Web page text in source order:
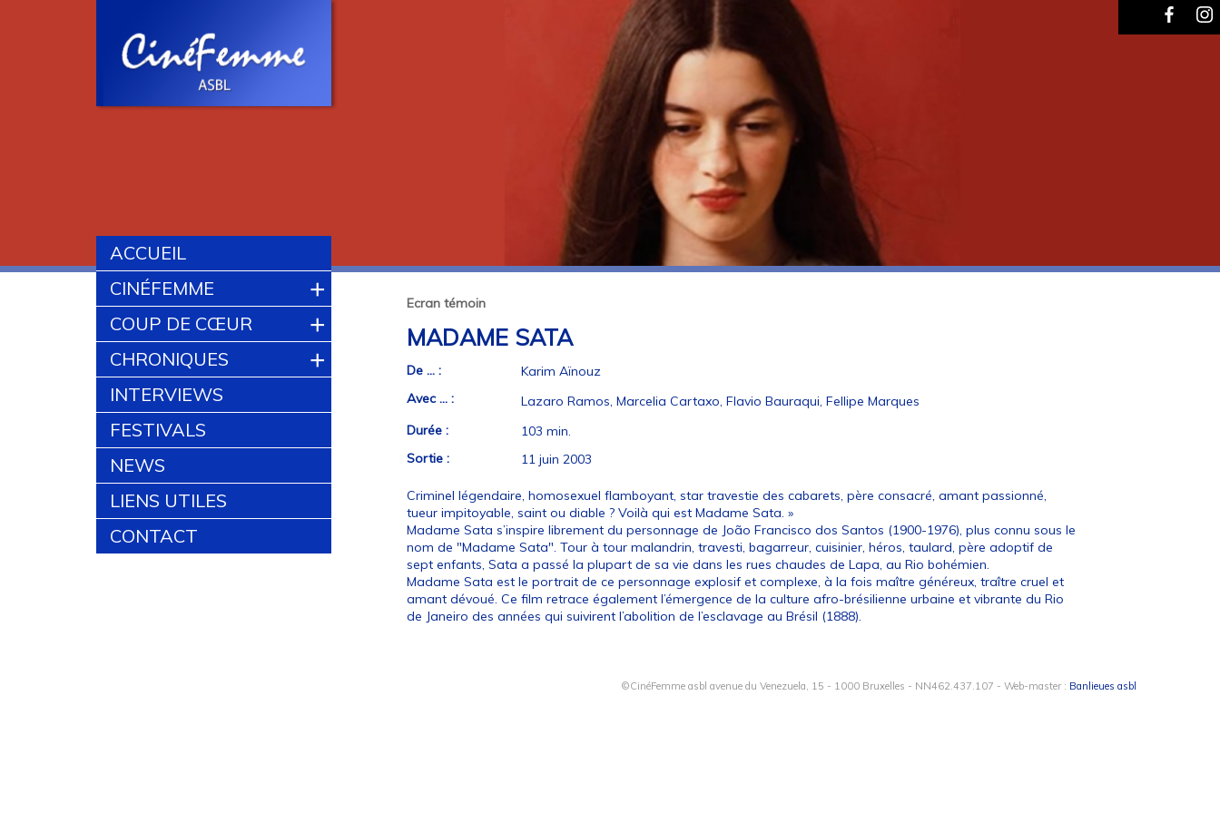
ACCUEIL
CINÉFEMME
+
COUP DE CŒUR +
CHRONIQUES +
INTERVIEWS
FESTIVALS
NEWS
LIENS UTILES
CONTACT
Ecran témoin
MADAME SATA
De ... :
Karim Aïnouz
Avec ... :
Lazaro Ramos, Marcelia Cartaxo, Flavio Bauraqui, Fellipe Marques
Durée :
103 min.
Sortie :
11 juin 2003
Criminel légendaire, homosexuel flamboyant, star travestie des cabarets, père consacré, amant passionné,
tueur impitoyable, saint ou diable ? Voilà qui est Madame Sata. »
Madame Sata s’inspire librement du personnage de João Francisco dos Santos (1900-1976), plus connu sous le
nom de "Madame Sata". Tour à tour malandrin, travesti, bagarreur, cuisinier, héros, taulard, père adoptif de
sept enfants, Sata a passé la plupart de sa vie dans les rues chaudes de Lapa, au Rio bohémien.
Madame Sata est le portrait de ce personnage explosif et complexe, à la fois maître généreux, traître cruel et
amant dévoué. Ce film retrace également l’émergence de la culture afro-brésilienne urbaine et vibrante du Rio
de Janeiro des années qui suivirent l’abolition de l’esclavage au Brésil (1888).
©CinéFemme asbl avenue du Venezuela, 15 - 1000 Bruxelles - NN462.437.107 - Web-master : Banlieues asbl